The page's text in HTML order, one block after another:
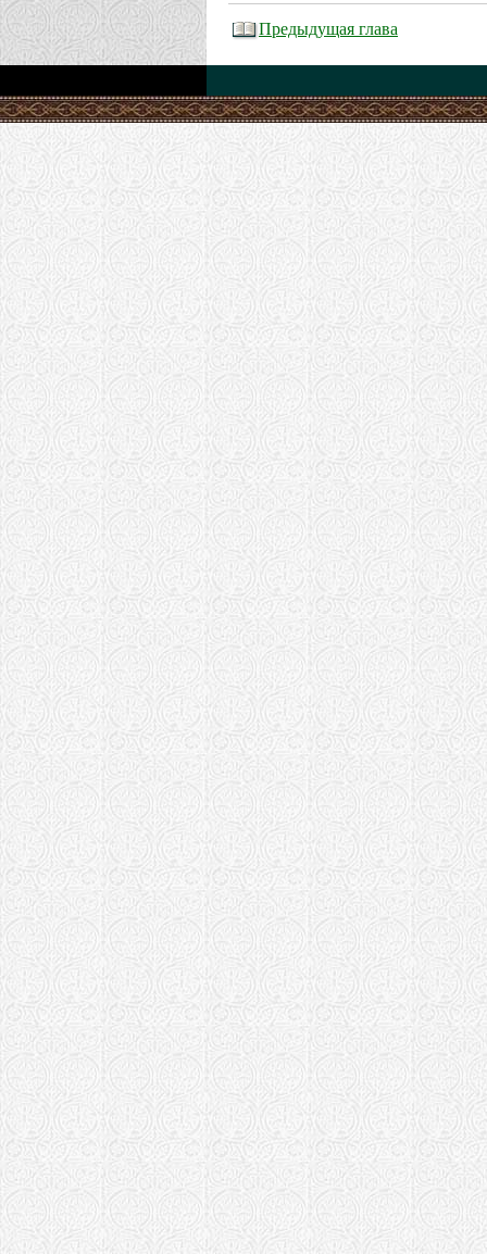
Предыдущая глава